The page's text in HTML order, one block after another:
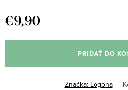
€9,90
cena:
PRIDAŤ DO
Značka: Logona